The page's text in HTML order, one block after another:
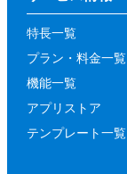
特長一覧
プラン・料金一覧
機能一覧
アプリストア
テンプレート一覧